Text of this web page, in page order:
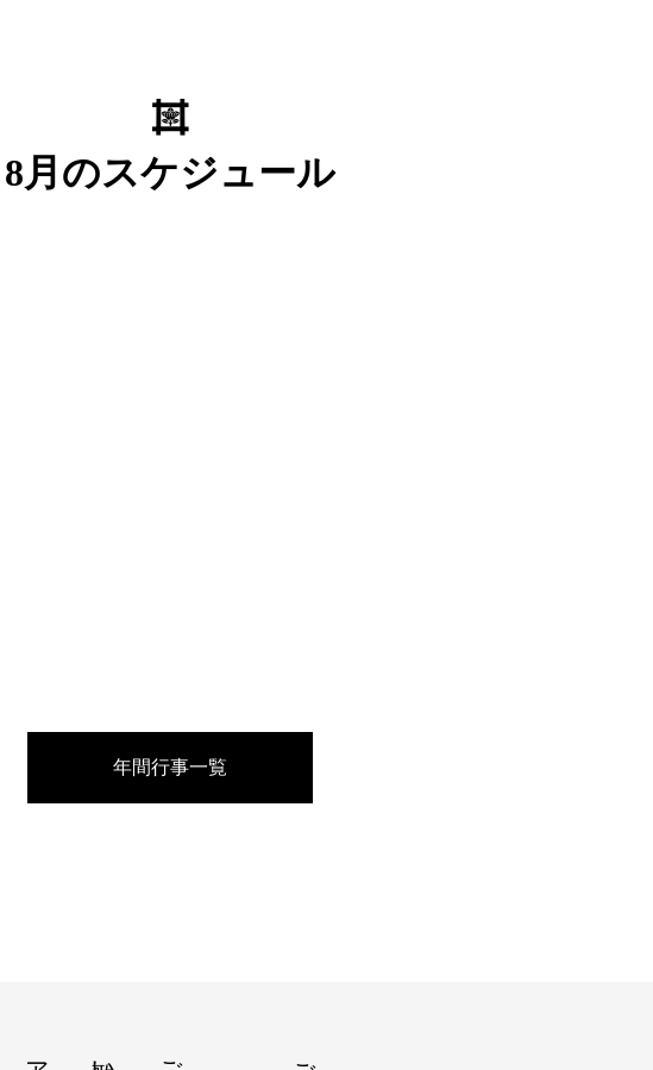
8月のスケジュール
年間行事一覧
ご挨拶